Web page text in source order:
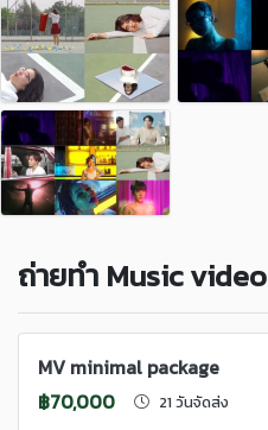
ถ่ายทำ Music video
MV minimal package
฿70,000
21 วันจัดส่ง